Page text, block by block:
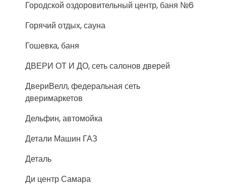
Городской оздоровительный центр, баня №6
Горячий отдых, сауна
Гошевка, баня
ДВЕРИ ОТ И ДО, сеть салонов дверей
ДвериВелл, федеральная сеть
дверимаркетов
Дельфин, автомойка
Детали Машин ГАЗ
Деталь
Ди центр Самара